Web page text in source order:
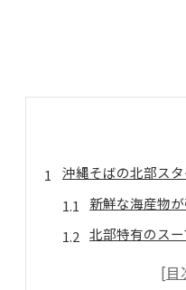
沖縄そばの北部ス
新鮮な海産物
北部特有のス
地元の食材を